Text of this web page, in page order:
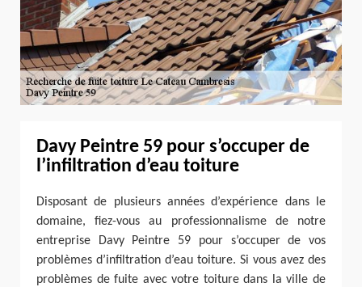
Davy Peintre 59 pour s’occuper de
l’infiltration d’eau toiture
Disposant de plusieurs années d’expérience dans le
domaine, fiez-vous au professionnalisme de notre
entreprise Davy Peintre 59 pour s’occuper de vos
problèmes d’infiltration d’eau toiture. Si vous avez des
problèmes de fuite avec votre toiture dans la ville de